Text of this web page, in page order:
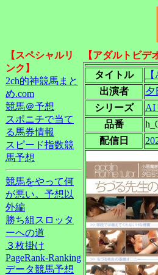
【スペシャルリ
ンク】
2ch的神競馬まと
め.com
競馬＠予想
スポニチで当て
る馬券情報
スピード指数競
馬予想
競馬をやって何
が悪い。予想以
外編
勝ち組スロッタ
ーへの道
３枚掛け
PageRank-Ranking
データ競馬予想
【アダルトビデ
タイトル
出演者
夕
シリーズ
AI
品番
配信日